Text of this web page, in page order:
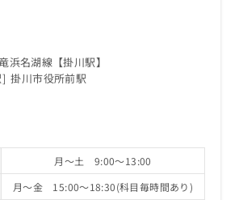
浜名湖線【掛川駅】
掛川市役所前駅
月～土 9:00～13:00
月～金 15:00～18:30(科目毎時間あり)